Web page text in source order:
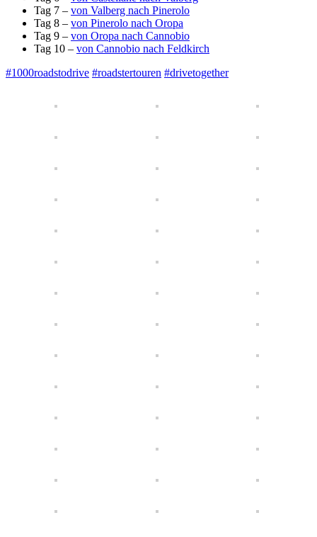
Tag 7 – von Valberg nach Pinerolo
Tag 8 – von Pinerolo nach Oropa
Tag 9 – von Oropa nach Cannobio
Tag 10 – von Cannobio nach Feldkirch
#1000roadstodrive #roadstertouren #drivetogether